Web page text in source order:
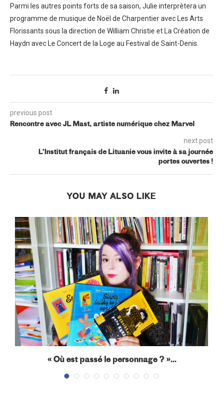
Parmi les autres points forts de sa saison, Julie interprètera un
programme de musique de Noël de Charpentier avec Les Arts
Florissants sous la direction de William Christie et La Création de
Haydn avec Le Concert de la Loge au Festival de Saint-Denis.
previous post
Rencontre avec JL Mast, artiste numérique chez Marvel
next post
L’Institut français de Lituanie vous invite à sa journée
portes ouvertes !
YOU MAY ALSO LIKE
« Où est passé le personnage ? »...